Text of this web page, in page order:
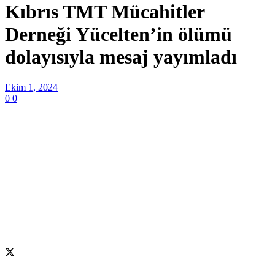
Kıbrıs TMT Mücahitler
Derneği Yücelten’in ölümü
dolayısıyla mesaj yayımladı
Ekim 1, 2024
0 0